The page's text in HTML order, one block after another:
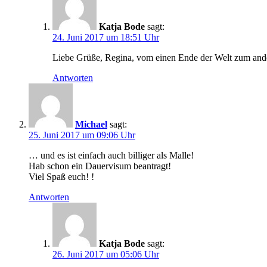
Katja Bode sagt:
24. Juni 2017 um 18:51 Uhr
Liebe Grüße, Regina, vom einen Ende der Welt zum
Antworten
Michael sagt:
25. Juni 2017 um 09:06 Uhr
… und es ist einfach auch billiger als Malle!
Hab schon ein Dauervisum beantragt!
Viel Spaß euch! !
Antworten
Katja Bode sagt:
26. Juni 2017 um 05:06 Uhr